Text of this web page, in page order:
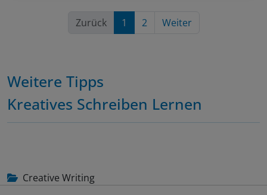
Zurück 1 2 Weiter
Weitere Tipps
Kreatives Schreiben Lernen
Creative Writing